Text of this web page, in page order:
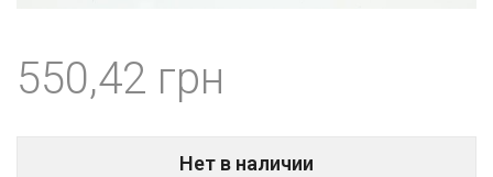
550,42
Нет в наличии